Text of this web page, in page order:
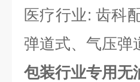
医疗行业: 齿科
弹道式、气压弹
包装行业专用无